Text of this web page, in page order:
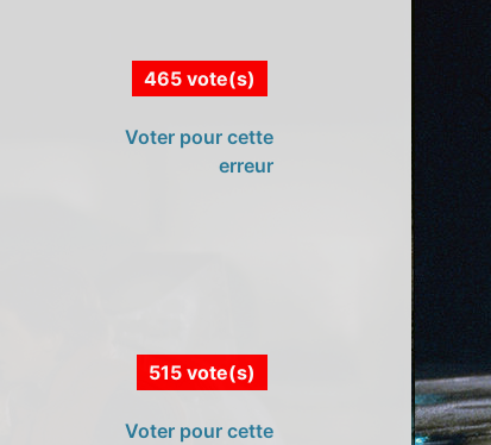
465 vote(s)
Voter pour cette
erreur
515 vote(s)
Voter pour cette